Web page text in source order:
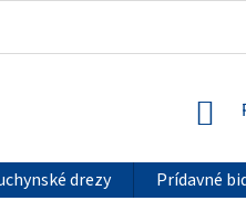
OCHRANY OSOBNÝCH
drezy Prídavné